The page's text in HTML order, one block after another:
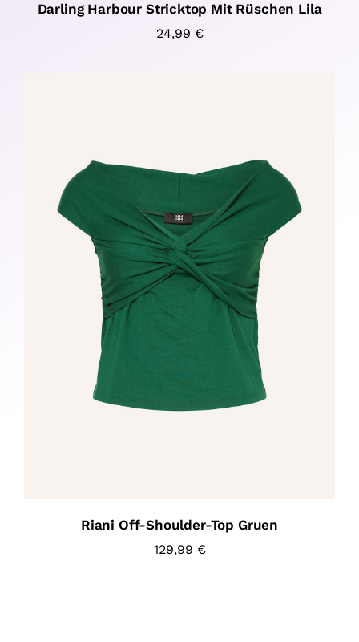
Darling Harbour Stricktop Mit Rüschen Lila
24,99 €
Riani Off-Shoulder-Top Gruen
129,99 €